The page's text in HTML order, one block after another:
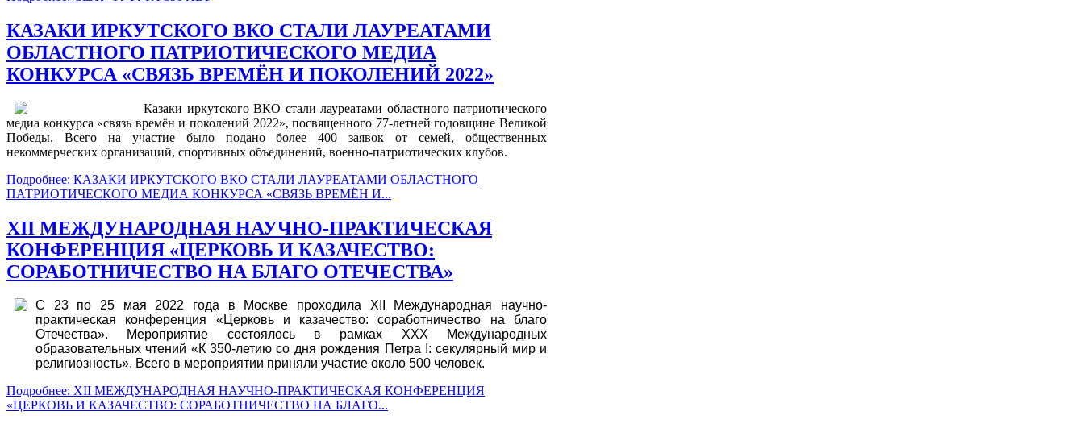
КАЗАКИ ИРКУТСКОГО ВКО СТАЛИ ЛАУРЕАТАМИ
ОБЛАСТНОГО ПАТРИОТИЧЕСКОГО МЕДИА
КОНКУРСА «СВЯЗЬ ВРЕМЁН И ПОКОЛЕНИЙ 2022»
Казаки иркутского ВКО стали лауреатами областного патриотического
медиа конкурса «связь времён и поколений 2022», посвященного 77-летней годовщине Великой
Победы. Всего на участие было подано более 400 заявок от семей, общественных
некоммерческих организаций, спортивных объединений, военно-патриотических клубов.
Подробнее: КАЗАКИ ИРКУТСКОГО ВКО СТАЛИ ЛАУРЕАТАМИ ОБЛАСТНОГО
ПАТРИОТИЧЕСКОГО МЕДИА КОНКУРСА «СВЯЗЬ ВРЕМЁН И...
XII МЕЖДУНАРОДНАЯ НАУЧНО-ПРАКТИЧЕСКАЯ
КОНФЕРЕНЦИЯ «ЦЕРКОВЬ И КАЗАЧЕСТВО:
СОРАБОТНИЧЕСТВО НА БЛАГО ОТЕЧЕСТВА»
С 23 по 25 мая 2022 года в Москве проходила XII Международная научно-
практическая конференция «Церковь и казачество: соработничество на благо
Отечества». Мероприятие состоялось в рамках XXХ Международных
образовательных чтений «К 350-летию со дня рождения Петра I: секулярный мир и
религиозность». Всего в мероприятии приняли участие около 500 человек.
Подробнее: XII МЕЖДУНАРОДНАЯ НАУЧНО-ПРАКТИЧЕСКАЯ КОНФЕРЕНЦИЯ
«ЦЕРКОВЬ И КАЗАЧЕСТВО: СОРАБОТНИЧЕСТВО НА БЛАГО...